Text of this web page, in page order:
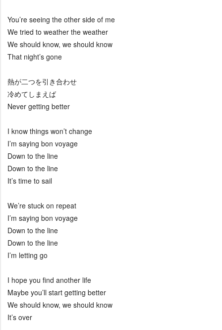
You’re seeing the other side of me
We tried to weather the weather
We should know, we should know
That night’s gone
熱が二つを引き合わせ
冷めてしまえば
Never getting better
I know things won’t change
I’m saying bon voyage
Down to the line
Down to the line
It’s time to sail
We’re stuck on repeat
I’m saying bon voyage
Down to the line
Down to the line
I’m letting go
I hope you find another life
Maybe you’ll start getting better
We should know, we should know
It’s over